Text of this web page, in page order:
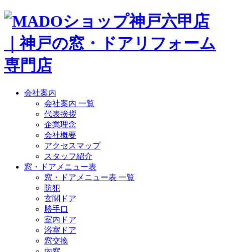
会社案内
会社案内 一覧
代表挨拶
企業理念
会社概要
アクセスマップ
スタッフ紹介
窓・ドアメニュー表
窓・ドアメニュー表 一覧
防犯
玄関ドア
勝手口
室内ドア
浴室ドア
窓交換